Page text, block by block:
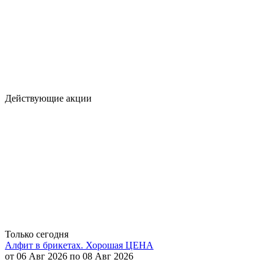
Действующие акции
Только сегодня
Алфит в брикетах. Хорошая ЦЕНА
от 06 Авг 2026 по 08 Авг 2026